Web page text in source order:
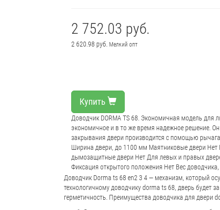
2 752.03 руб.
2 620.98 руб. Мелкий опт
Купить
Доводчик DORMA TS 68. Экономичная модель для
экономичное и в то же время надежное решение.
закрывания двери производится с помощью
Ширина двери, до 1100 мм Маятниковые двери
дымозащитные двери Нет Для левых и правых
Фиксация открытого положения Нет Вес доводчика,
Доводчик Dorma ts 68 en2 3 4 — механизм, который
технологичному доводчику dorma ts 68, дверь будет
герметичность. Преимущества доводчика для двери